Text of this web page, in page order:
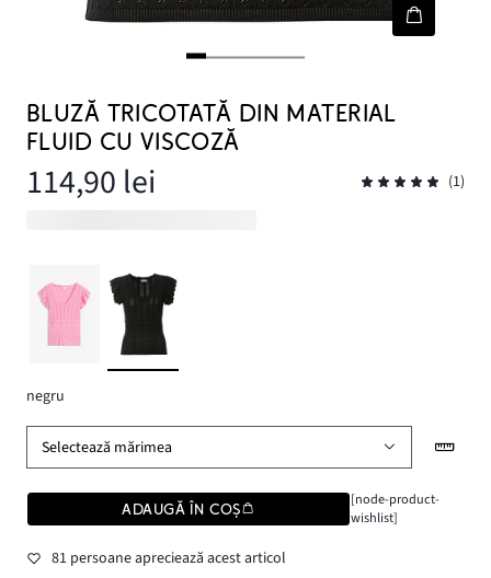
BLUZĂ TRICOTATĂ DIN MATERIAL
FLUID CU VISCOZĂ
114,90 lei (1)
negru
Selectează mărimea
ADAUGĂ ÎN COȘ
[node-product-
wishlist]
81 persoane apreciează acest articol